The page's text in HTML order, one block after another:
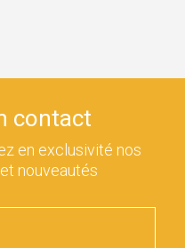
contact
en exclusivité nos
nouveautés